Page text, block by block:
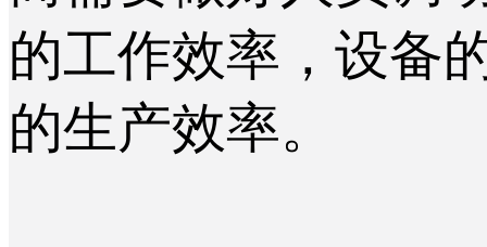
的工作效率，设备
的生产效率。